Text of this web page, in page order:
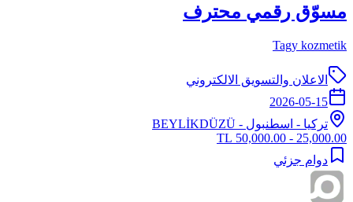
مسوّق رقمي محترف
Tagy kozmetik
الاعلان والتسويق الالكتروني
2026-05-15
تركيا - اسطنبول - BEYLİKDÜZÜ
25,000.00 - 50,000.00 TL
دوام جزئي